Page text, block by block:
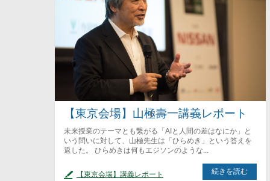
【東京会場】山極壽一講義レポート
未来授業のテーマとも繋がる「AIと人間の差はなにか」と
いう問いに対して、山極先生は「ひらめき」という答えを
返した。 ひらめきは何もエジソンのような...
【東京会場】講義レポート 続きを読む